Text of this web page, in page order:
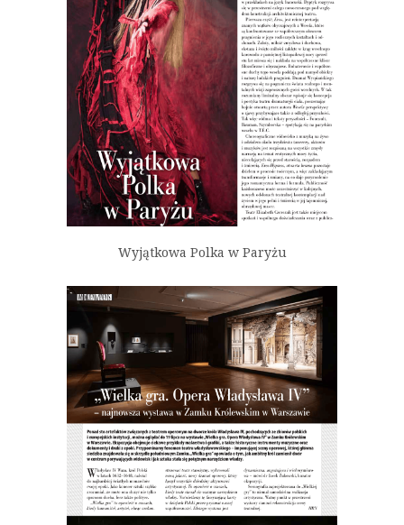
Wyjątkowa Polka w Paryżu